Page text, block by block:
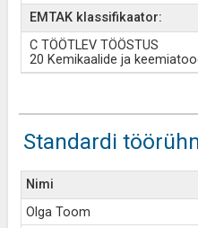
EMTAK klassifikaator:
C TÖÖTLEV TÖÖSTUS
20 Kemikaalide ja
Standardi
Nimi
Olga Toom